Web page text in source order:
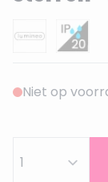
Niet op